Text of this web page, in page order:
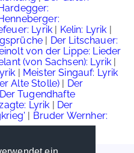
Lyrik | Kelin: Lyrik |
| Der Litschauer:
von der Lippe: Lieder
(von Sachsen): Lyrik |
| Meister Singauf: Lyrik
Alte Stolle) | Der
Der Tugendhafte
Lyrik | Der
| Bruder Wernher: